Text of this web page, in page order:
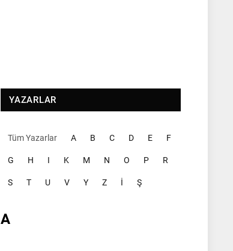
YAZARLAR
Tüm Yazarlar A B C D E F
G H I K M N O P R
S T U V Y Z İ Ş
A